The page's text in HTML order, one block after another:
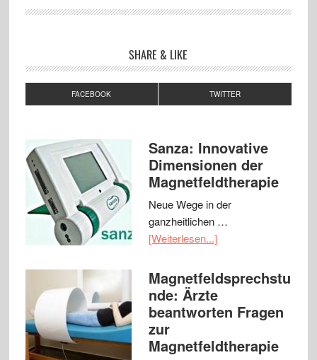
SHARE & LIKE
FACEBOOK TWITTER
Sanza: Innovative
Dimensionen der
Magnetfeldtherapie
Neue Wege in der
ganzheitlichen …
[Weiterlesen...]
Magnetfeldsprechstu
nde: Ärzte
beantworten Fragen
zur
Magnetfeldtherapie